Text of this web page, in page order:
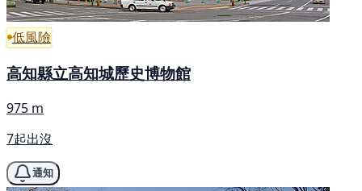
低風險
高知縣立高知城歷史博物館
975 m
7起出沒
通知